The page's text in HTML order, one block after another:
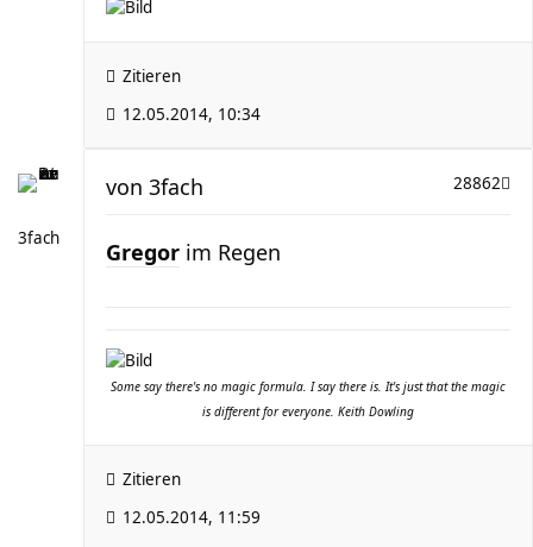
Zitieren
12.05.2014, 10:34
3fach
28862
von 3fach
Gregor im Regen
Some say there's no magic formula. I say there is. It's just that the magic
is different for everyone. Keith Dowling
Zitieren
12.05.2014, 11:59